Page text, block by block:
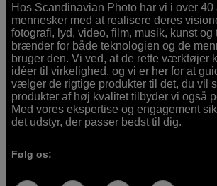
Hos Scandinavian Photo har vi i over 40
mennesker med at realisere deres
fotografi, lyd, video, film, musik, kunst og
brænder for både teknologien og de
bruger den. Vi ved, at de rette værktøjer
idéer til virkelighed, og vi er her for at
vælger de rigtige produkter til det, du vil
produkter af høj kvalitet tilbyder vi også
Med vores ekspertise og engagement
det udstyr, der passer bedst til dig.
Følg os: